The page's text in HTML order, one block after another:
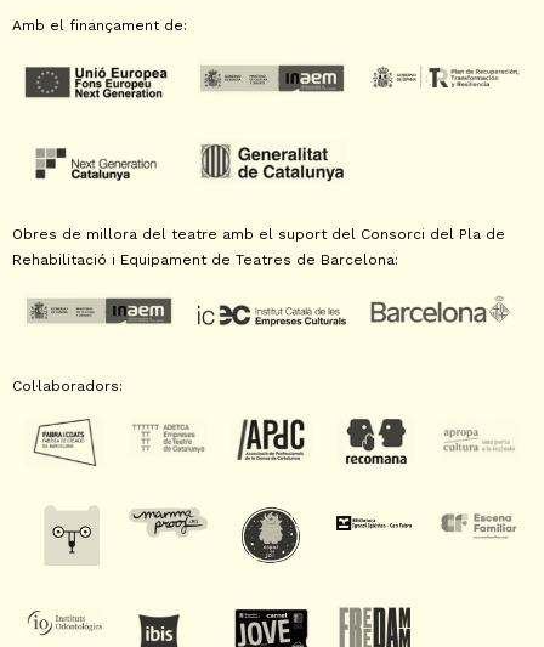
Amb el finançament de:
Obres de millora del teatre amb el suport del Consorci del Pla de
Rehabilitació i Equipament de Teatres de Barcelona:
Col·laboradors: